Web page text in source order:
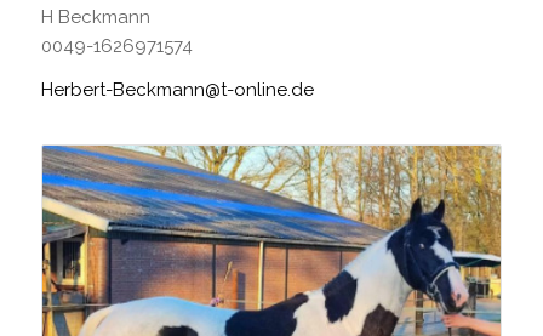
H Beckmann
0049-1626971574
Herbert-Beckmann@t-online.de